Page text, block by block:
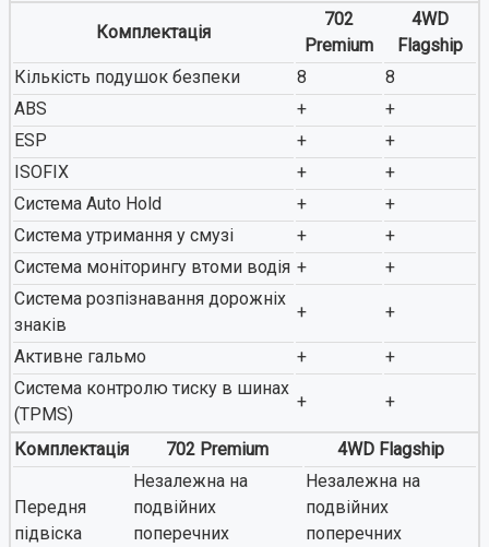
Комплектація
702
Premium
4WD
Flagship
Кількість подушок безпеки
8
8
ABS
+
+
ESP
+
+
ISOFIX
+
+
Система Auto Hold
+
+
Система утримання у смузі
+
+
Система моніторингу втоми водія +
+
Система розпізнавання дорожніх
знаків
+ +
Активне гальмо +
+
Система контролю тиску в шинах
(TPMS)
+ +
Комплектація 702 Premium 4WD Flagship
Передня
підвіска
Незалежна на
подвійних
поперечних
Незалежна на
подвійних
поперечних